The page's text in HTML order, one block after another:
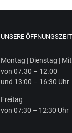
UNSERE
Mon­tag | Diens­tag |
von 07.30 – 12.00
und 13:00 – 16:30 Uhr
Frei­tag
von 07:30 – 12:30 Uhr